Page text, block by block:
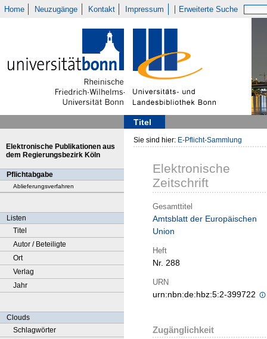
Home Neuzugänge Kontakt Impressum Erweiterte Suche
Titel
Elektronische Publikationen aus
dem Regierungsbezirk Köln
Pflichtabgabe
Ablieferungsverfahren
Listen
Titel
Autor / Beteiligte
Ort
Verlag
Jahr
Clouds
Schlagwörter
Sie sind hier: E-Pflicht-Sammlung
Elektronische
Zeitschrift
Gesamttitel
Amtsblatt der Europäischen
Union
Heft
Nr. 288
URN
urn:nbn:de:hbz:5:2-399722
Zugänglichkeit